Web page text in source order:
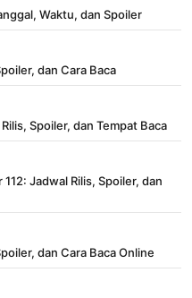
Waktu, dan Spoiler
dan Cara Baca
Spoiler, dan Tempat Baca
Jadwal Rilis, Spoiler, dan
dan Cara Baca Online